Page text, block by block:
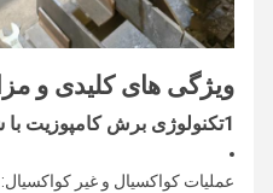
ویژگی های کلیدی و
1تکنولوژی برش کامپوزیت با شعله لیزر
عملیات کواکسیال و غیر